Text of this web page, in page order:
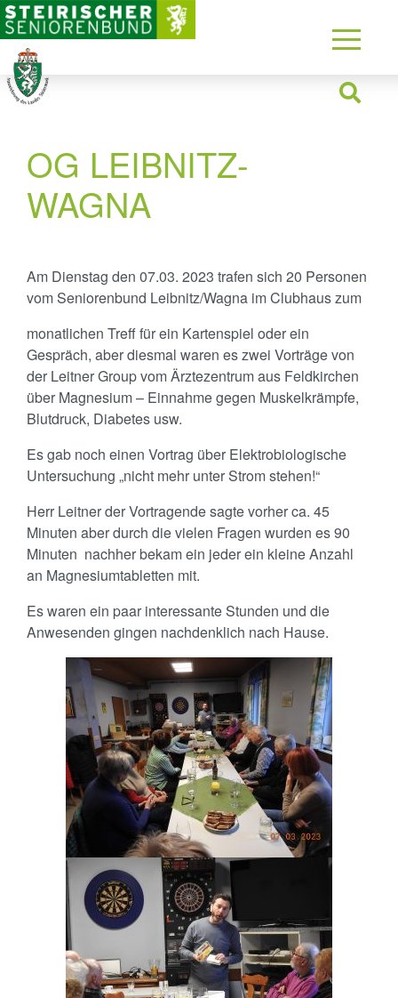
OG LEIBNITZ-
WAGNA
Am Dienstag den 07.03. 2023 trafen sich 20 Personen
vom Seniorenbund Leibnitz/Wagna im Clubhaus zum
monatlichen Treff für ein Kartenspiel oder ein
Gespräch, aber diesmal waren es zwei Vorträge von
der Leitner Group vom Ärztezentrum aus Feldkirchen
über Magnesium – Einnahme gegen Muskelkrämpfe,
Blutdruck, Diabetes usw.
Es gab noch einen Vortrag über Elektrobiologische
Untersuchung „nicht mehr unter Strom stehen!“
Herr Leitner der Vortragende sagte vorher ca. 45
Minuten aber durch die vielen Fragen wurden es 90
Minuten nachher bekam ein jeder ein kleine Anzahl
an Magnesiumtabletten mit.
Es waren ein paar interessante Stunden und die
Anwesenden gingen nachdenklich nach Hause.